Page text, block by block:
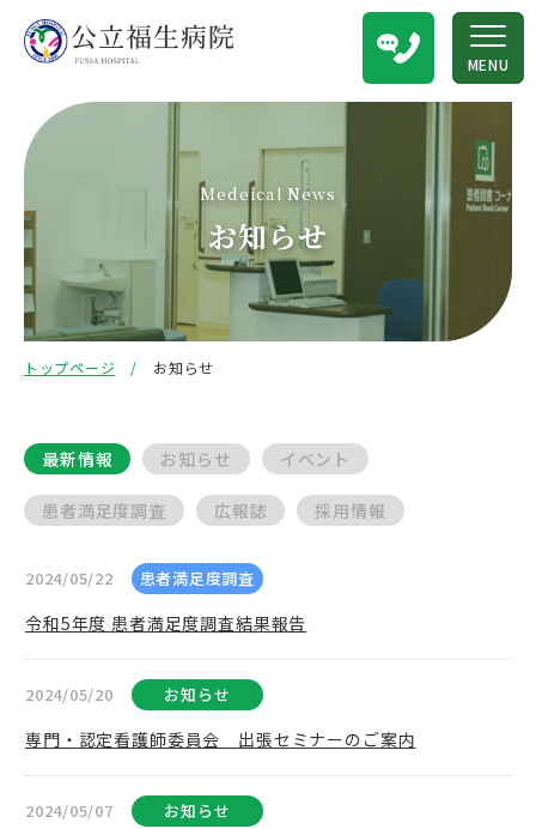
MENU
Medeical News
お知らせ
トップページ お知らせ
最新情報 お知らせ イベント
患者満足度調査 広報誌 採用情報
2024/05/22 患者満足度調査
令和5年度 患者満足度調査結果報告
2024/05/20 お知らせ
専門・認定看護師委員会 出張セミナーのご案内
2024/05/07 お知らせ